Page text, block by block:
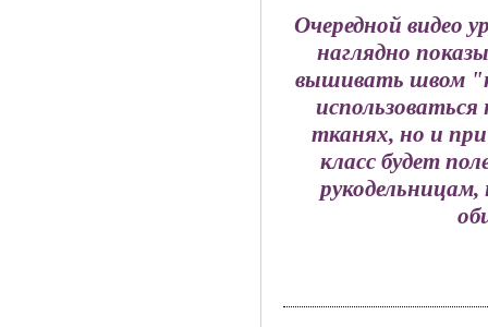
Очередной видео
наглядно
вышивать швом
тканях, но и
класс будет